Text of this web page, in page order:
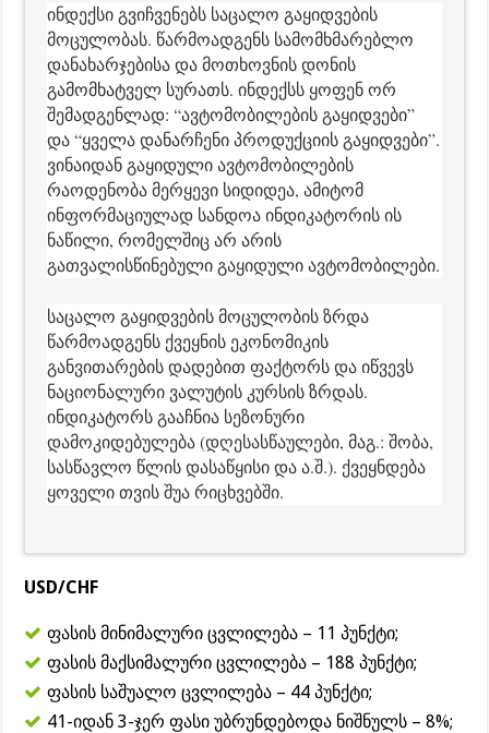
ინდექსი გვიჩვენებს საცალო გაყიდვების
მოცულობას. წარმოადგენს სამომხმარებლო
დანახარჯებისა და მოთხოვნის დონის
გამომხატველ სურათს. ინდექსს ყოფენ ორ
შემადგენლად: “ავტომობილების გაყიდვები”
და “ყველა დანარჩენი პროდუქციის გაყიდვები”.
ვინაიდან გაყიდული ავტომობილების
რაოდენობა მერყევი სიდიდეა, ამიტომ
ინფორმაციულად სანდოა ინდიკატორის ის
ნაწილი, რომელშიც არ არის
გათვალისწინებული გაყიდული ავტომობილები.
საცალო გაყიდვების მოცულობის ზრდა
წარმოადგენს ქვეყნის ეკონომიკის
განვითარების დადებით ფაქტორს და იწვევს
ნაციონალური ვალუტის კურსის ზრდას.
ინდიკატორს გააჩნია სეზონური
დამოკიდებულება (დღესასწაულები, მაგ.: შობა,
სასწავლო წლის დასაწყისი და ა.შ.). ქვეყნდება
ყოველი თვის შუა რიცხვებში.
USD/CHF
ფასის მინიმალური ცვლილება – 11 პუნქტი;
ფასის მაქსიმალური ცვლილება – 188 პუნქტი;
ფასის საშუალო ცვლილება – 44 პუნქტი;
41-იდან 3-ჯერ ფასი უბრუნდებოდა ნიშნულს – 8%;